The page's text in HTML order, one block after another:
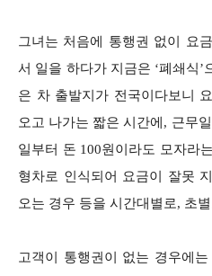
그녀는 처음에 통행권 없이 요
서 일을 하다가 지금은 ‘폐쇄식
은 차 출발지가 전국이다보니
오고 나가는 짧은 시간에, 근무
일부터 돈 100원이라도 모자라
형차로 인식되어 요금이 잘못
오는 경우 등을 시간대별로, 초
고객이 통행권이 없는 경우에